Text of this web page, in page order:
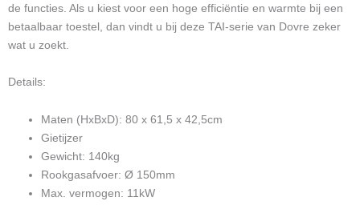
de functies. Als u kiest voor een hoge efficiëntie en warmte bij een
betaalbaar toestel, dan vindt u bij deze TAI-serie van Dovre zeker
wat u zoekt.
Details:
Maten (HxBxD): 80 x 61,5 x 42,5cm
Gietijzer
Gewicht: 140kg
Rookgasafvoer: Ø 150mm
Max. vermogen: 11kW